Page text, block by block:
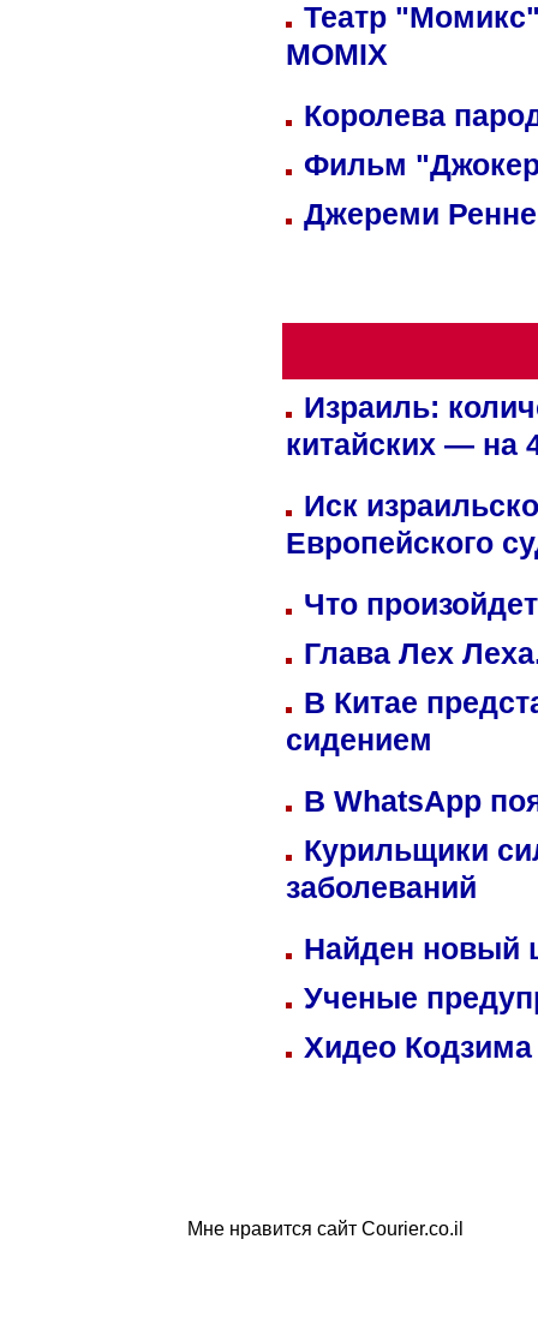
Театр
MOMIX
Королева
Фильм
Джереми
Израиль:
китайских — на
Иск
Европейского
Что
Глава Лех
В Китае
сидением
В WhatsApp
Курильщики
заболеваний
Найден
Ученые
Хидео
Мне нравится сайт Courier.co.il